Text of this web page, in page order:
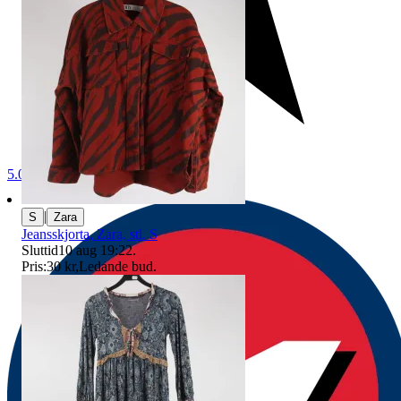
5.0
S | Zara
Jeansskjorta, Zara, stl. S
Sluttid10 aug 19:22.
Pris:30 kr,Ledande bud.